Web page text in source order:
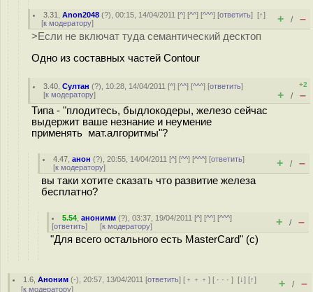
3.31 ,Anon2048 (?), 00:15, 14/04/2011 [^] [^^] [^^^] [ответить][↑]
[к модератору] + / –
>Если не включат туда семантический десктоп
Одно из составных частей Contour
3.40 ,Султан (?), 10:28, 14/04/2011 [^] [^^] [^^^] [ответить]
[к модератору]
+2
+ / –
Типа - "плодитесь, быдлокодеры, железо сейчас
выдержит ваше незнание и неумение
применять мат.алгоритмы"?
4.47 ,анон (?), 20:55, 14/04/2011 [^] [^^] [^^^] [ответить]
[к модератору] + / –
вы таки хотите сказать что развитие железа
бесплатно?
5.54 ,анонимм (?), 03:37, 19/04/2011 [^] [^^] [^^^]
[ответить] [к модератору] + / –
"Для всего остального есть MasterCard" (c)
1.6 ,Аноним (-), 20:57, 13/04/2011 [ответить] [ ﹢﹢﹢] [ · · ·][↓] [↑]
[к модератору] + / –